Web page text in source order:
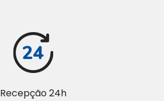
Recepção 24h